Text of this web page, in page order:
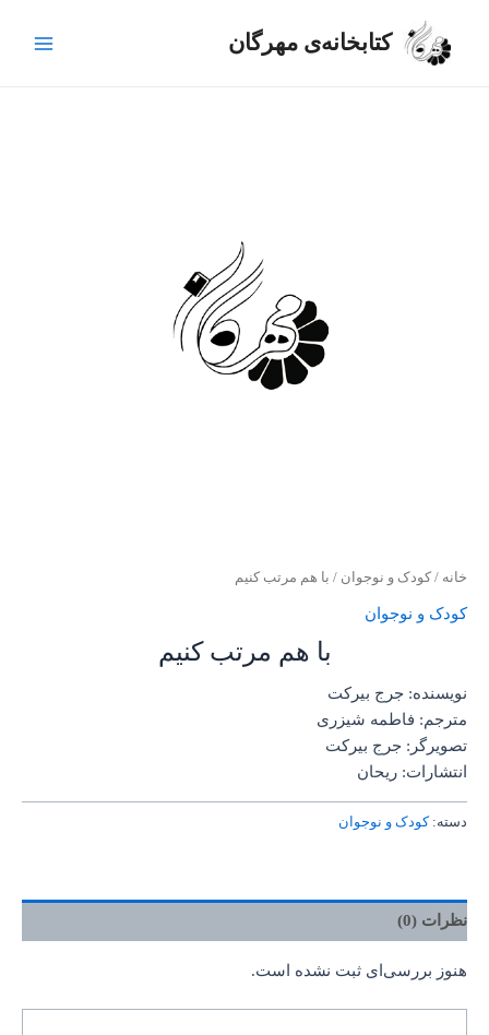
کتابخانه‌ی مهرگان
خانه / کودک و نوجوان / با هم مرتب کنیم
کودک و نوجوان
با هم مرتب کنیم
نویسنده: جرج بیرکت
مترجم: فاطمه شیزری
تصویرگر: جرج بیرکت
انتشارات: ریحان
دسته:کودک و نوجوان
نظرات (0)
هنوز بررسی‌ای ثبت نشده است.